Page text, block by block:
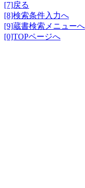
[7]戻る
[8]検索条件入力へ
[9]蔵書検索メニューへ
[0]TOPページへ